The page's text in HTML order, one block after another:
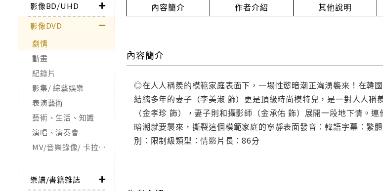
影像BD/UHD
影像DVD
劇情
動畫
紀錄片
影集/ 綜藝娛樂
表演藝術
藝術、生活、知識
演唱、演奏會
MV/音樂錄像/ 卡拉OK
樂譜/書籍雜誌
內容簡介 作者介紹 其他說明
內容簡介
◎在人人稱羨的模範家庭表面下，一場性慾暗潮正洶湧襲來！在韓
結縭多年的妻子（李美淑 飾）更是頂級時尚模特兒，是一對人人
（金孝珍 飾），妻子則和攝影師（金承佑 飾）展開一段地下情。
暗潮就要襲來，撕裂這個模範家庭的寧靜表面發音：韓語字幕：
別：限制級類型：情慾片長：86分